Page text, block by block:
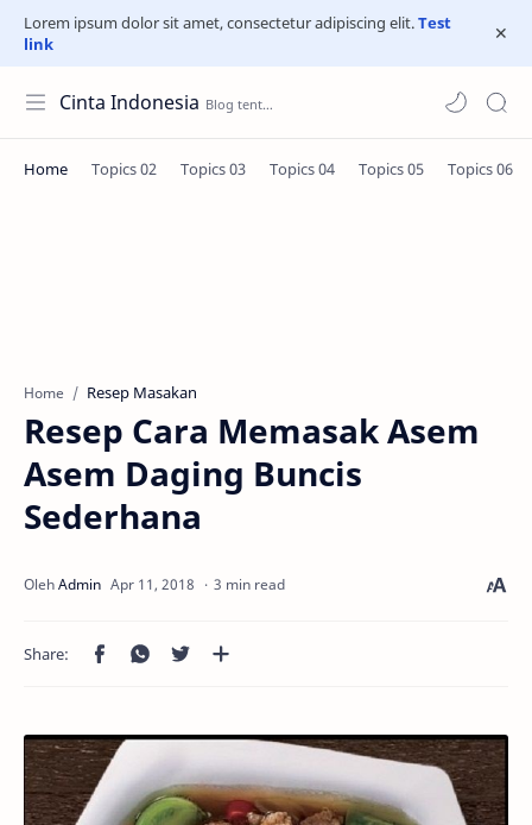
Lorem ipsum dolor sit amet, consectetur adipiscing elit.Test
link
Cinta Indonesia
Home Resep Masakan
Resep Cara Memasak Asem
Asem Daging Buncis
Sederhana
3 min read